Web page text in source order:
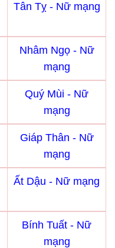
Tân Tỵ - Nữ mạng
Nhâm Ngọ - Nữ
mạng
Quý Mùi - Nữ
mạng
Giáp Thân - Nữ
mạng
Ất Dậu - Nữ mạng
Bính Tuất - Nữ
mạng